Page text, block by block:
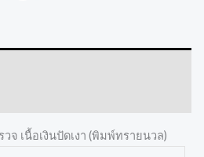
จ เนื้อเงินปัดเงา (พิมพ์ทรายนวล)